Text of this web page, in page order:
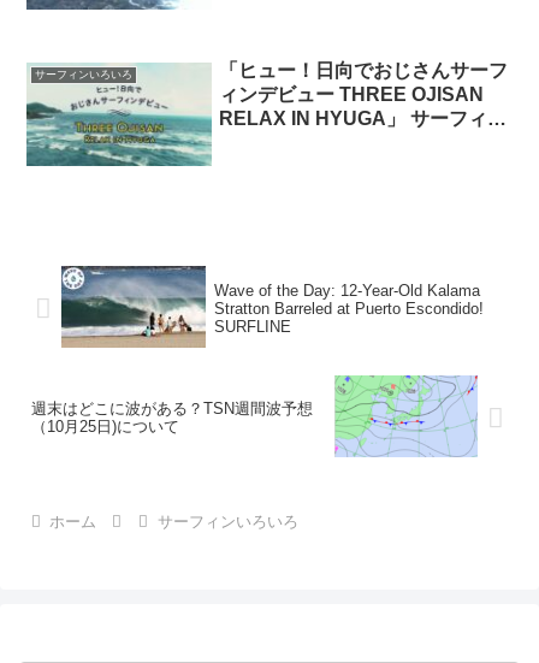
サーフィンいろいろ
「ヒュー！日向でおじさんサーフ
ィンデビュー THREE OJISAN
RELAX IN HYUGA」 サーフィン
Wave of the Day: 12-Year-Old Kalama
Stratton Barreled at Puerto Escondido!
SURFLINE
週末はどこに波がある？TSN週間波予想
（10月25日)について
ホーム サーフィンいろいろ